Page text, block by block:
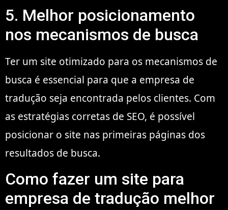
5. Melhor posicionamento
nos mecanismos de busca
Ter um site otimizado para os mecanismos de
busca é essencial para que a empresa de
tradução seja encontrada pelos clientes. Com
as estratégias corretas de SEO, é possível
posicionar o site nas primeiras páginas dos
resultados de busca.
Como fazer um site para
empresa de tradução melhor